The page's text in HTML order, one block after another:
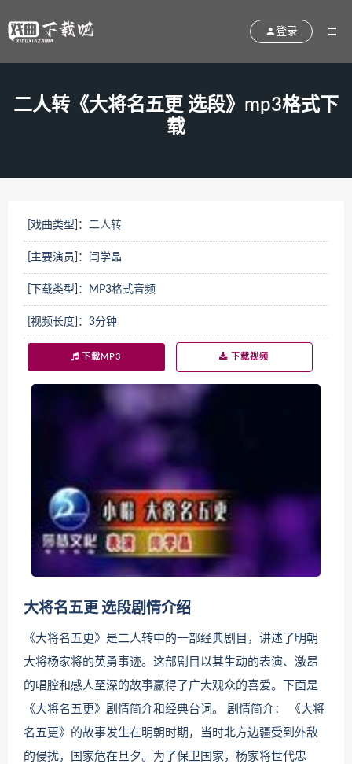
登录
二人转《大将名五更 选段》mp3格式下
载
[戏曲类型]： 二人转
[主要演员]：闫学晶
[下载类型]：MP3格式音频
[视频长度]：3分钟
下载MP3 下载视频
大将名五更 选段剧情介绍
《大将名五更》是二人转中的一部经典剧目，讲述了明朝
大将杨家将的英勇事迹。这部剧目以其生动的表演、激昂
的唱腔和感人至深的故事赢得了广大观众的喜爱。下面是
《大将名五更》剧情简介和经典台词。 剧情简介： 《大将
名五更》的故事发生在明朝时期，当时北方边疆受到外敌
的侵扰，国家危在旦夕。为了保卫国家，杨家将世代忠